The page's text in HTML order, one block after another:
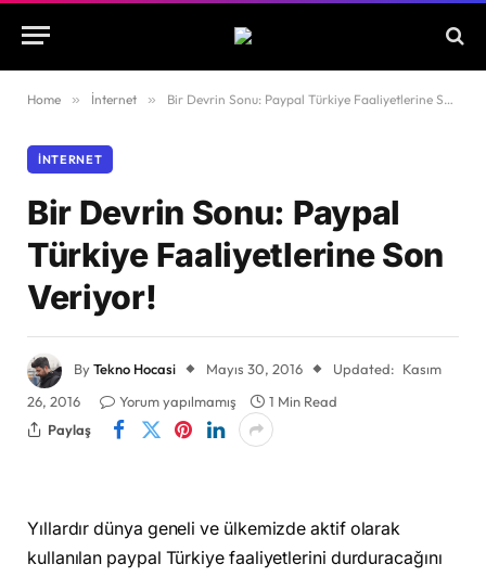
Home » İnternet » Bir Devrin Sonu: Paypal Türkiye Faaliyetlerine Son Veriyor!
İNTERNET
Bir Devrin Sonu: Paypal
Türkiye Faaliyetlerine Son
Veriyor!
ByTekno Hocasi Mayıs 30, 2016 Updated: Kasım
26, 2016
Yorum yapılmamış
1 Min Read
Paylaş
Yıllardır dünya geneli ve ülkemizde aktif olarak
kullanılan paypal Türkiye faaliyetlerini durduracağını